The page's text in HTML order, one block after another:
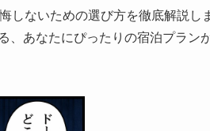
しないための選び方を徹底解説し
、あなたにぴったりの宿泊プラン